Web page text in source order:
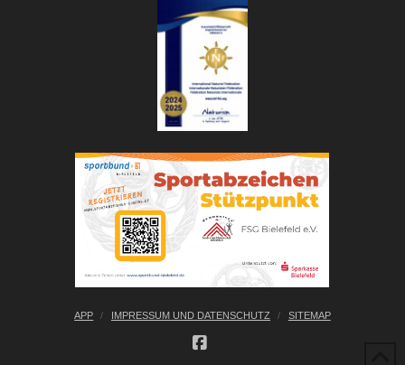
APP IMPRESSUM UND DATENSCHUTZ SITEMAP